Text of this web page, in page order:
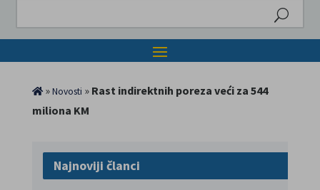
»Novosti » Rast indirektnih poreza veći za 544
miliona KM
Najnoviji članci